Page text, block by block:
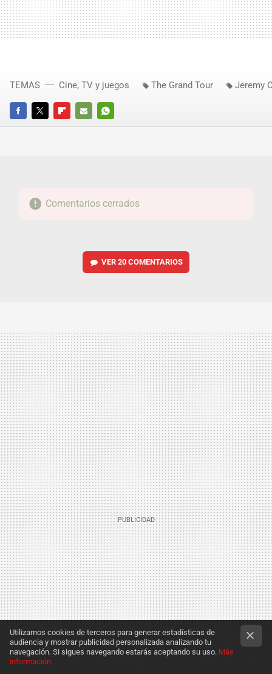
FACEBOOKTWITTERFLIPBOARD
E-
WHATSAPP
TEMAS Cine, TV y juegos The Grand Tour Jeremy
Comentarios cerrados
VER 20 COMENTARIOS
Utilizamos cookies de terceros para generar estadísticas de
audiencia y mostrar publicidad personalizada analizando tu
navegación. Si sigues navegando estarás aceptando su uso. Más
información